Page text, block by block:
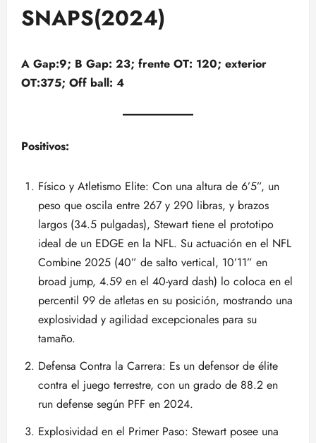
SNAPS(2024)
A Gap:9; B Gap: 23; frente OT: 120; exterior
OT:375; Off ball: 4
Positivos:
Físico y Atletismo Elite: Con una altura de 6’5”, un
peso que oscila entre 267 y 290 libras, y brazos
largos (34.5 pulgadas), Stewart tiene el prototipo
ideal de un EDGE en la NFL. Su actuación en el NFL
Combine 2025 (40” de salto vertical, 10’11” en
broad jump, 4.59 en el 40-yard dash) lo coloca en el
percentil 99 de atletas en su posición, mostrando una
explosividad y agilidad excepcionales para su
tamaño.
Defensa Contra la Carrera: Es un defensor de élite
contra el juego terrestre, con un grado de 88.2 en
run defense según PFF en 2024.
Explosividad en el Primer Paso: Stewart posee una